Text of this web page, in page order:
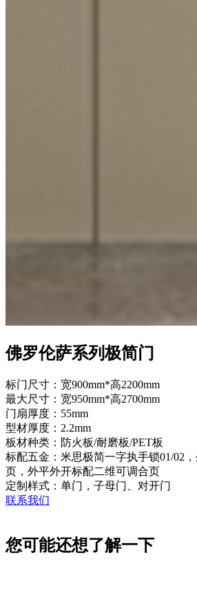
佛罗伦萨系列极简门
标门尺寸：宽900mm*高2200mm
最大尺寸：宽950mm*高2700mm
门扇厚度：55mm
型材厚度：2.2mm
板材种类：防火板/耐磨板/PET板
标配五金：米思极简一字执手锁01/02
页，外平外开标配二维可调合页
定制样式：单门，子母门、对开门
联系我们
您可能还想了解一下